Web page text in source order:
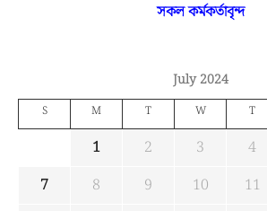
সকল কর্মকর্তাবৃন্দ
July 2024
S M T W T
1 2 3 4
7
8 9 10 11